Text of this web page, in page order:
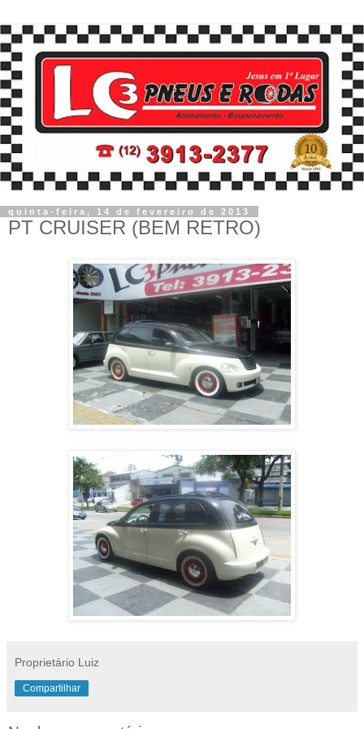
quinta-feira, 14 de fevereiro de 2013
PT CRUISER (BEM RETRO)
Proprietário Luiz
Compartilhar